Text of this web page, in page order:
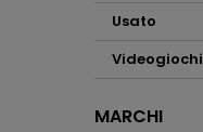
Usato
Videogiochi
MARCHI